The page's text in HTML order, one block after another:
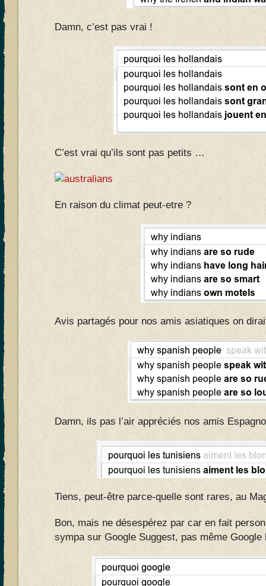
Damn, c’est pas vrai !
C’est vrai qu’ils sont pas petits …
En raison du climat peut-etre ?
Avis partagés pour nos amis asiatiques on
Damn, ils pas l’air appréciés nos amis
Tiens, peut-être parce-quelle sont rares, au
Bon, mais ne désespérez par car en fait
sympa sur Google Suggest, pas même Google